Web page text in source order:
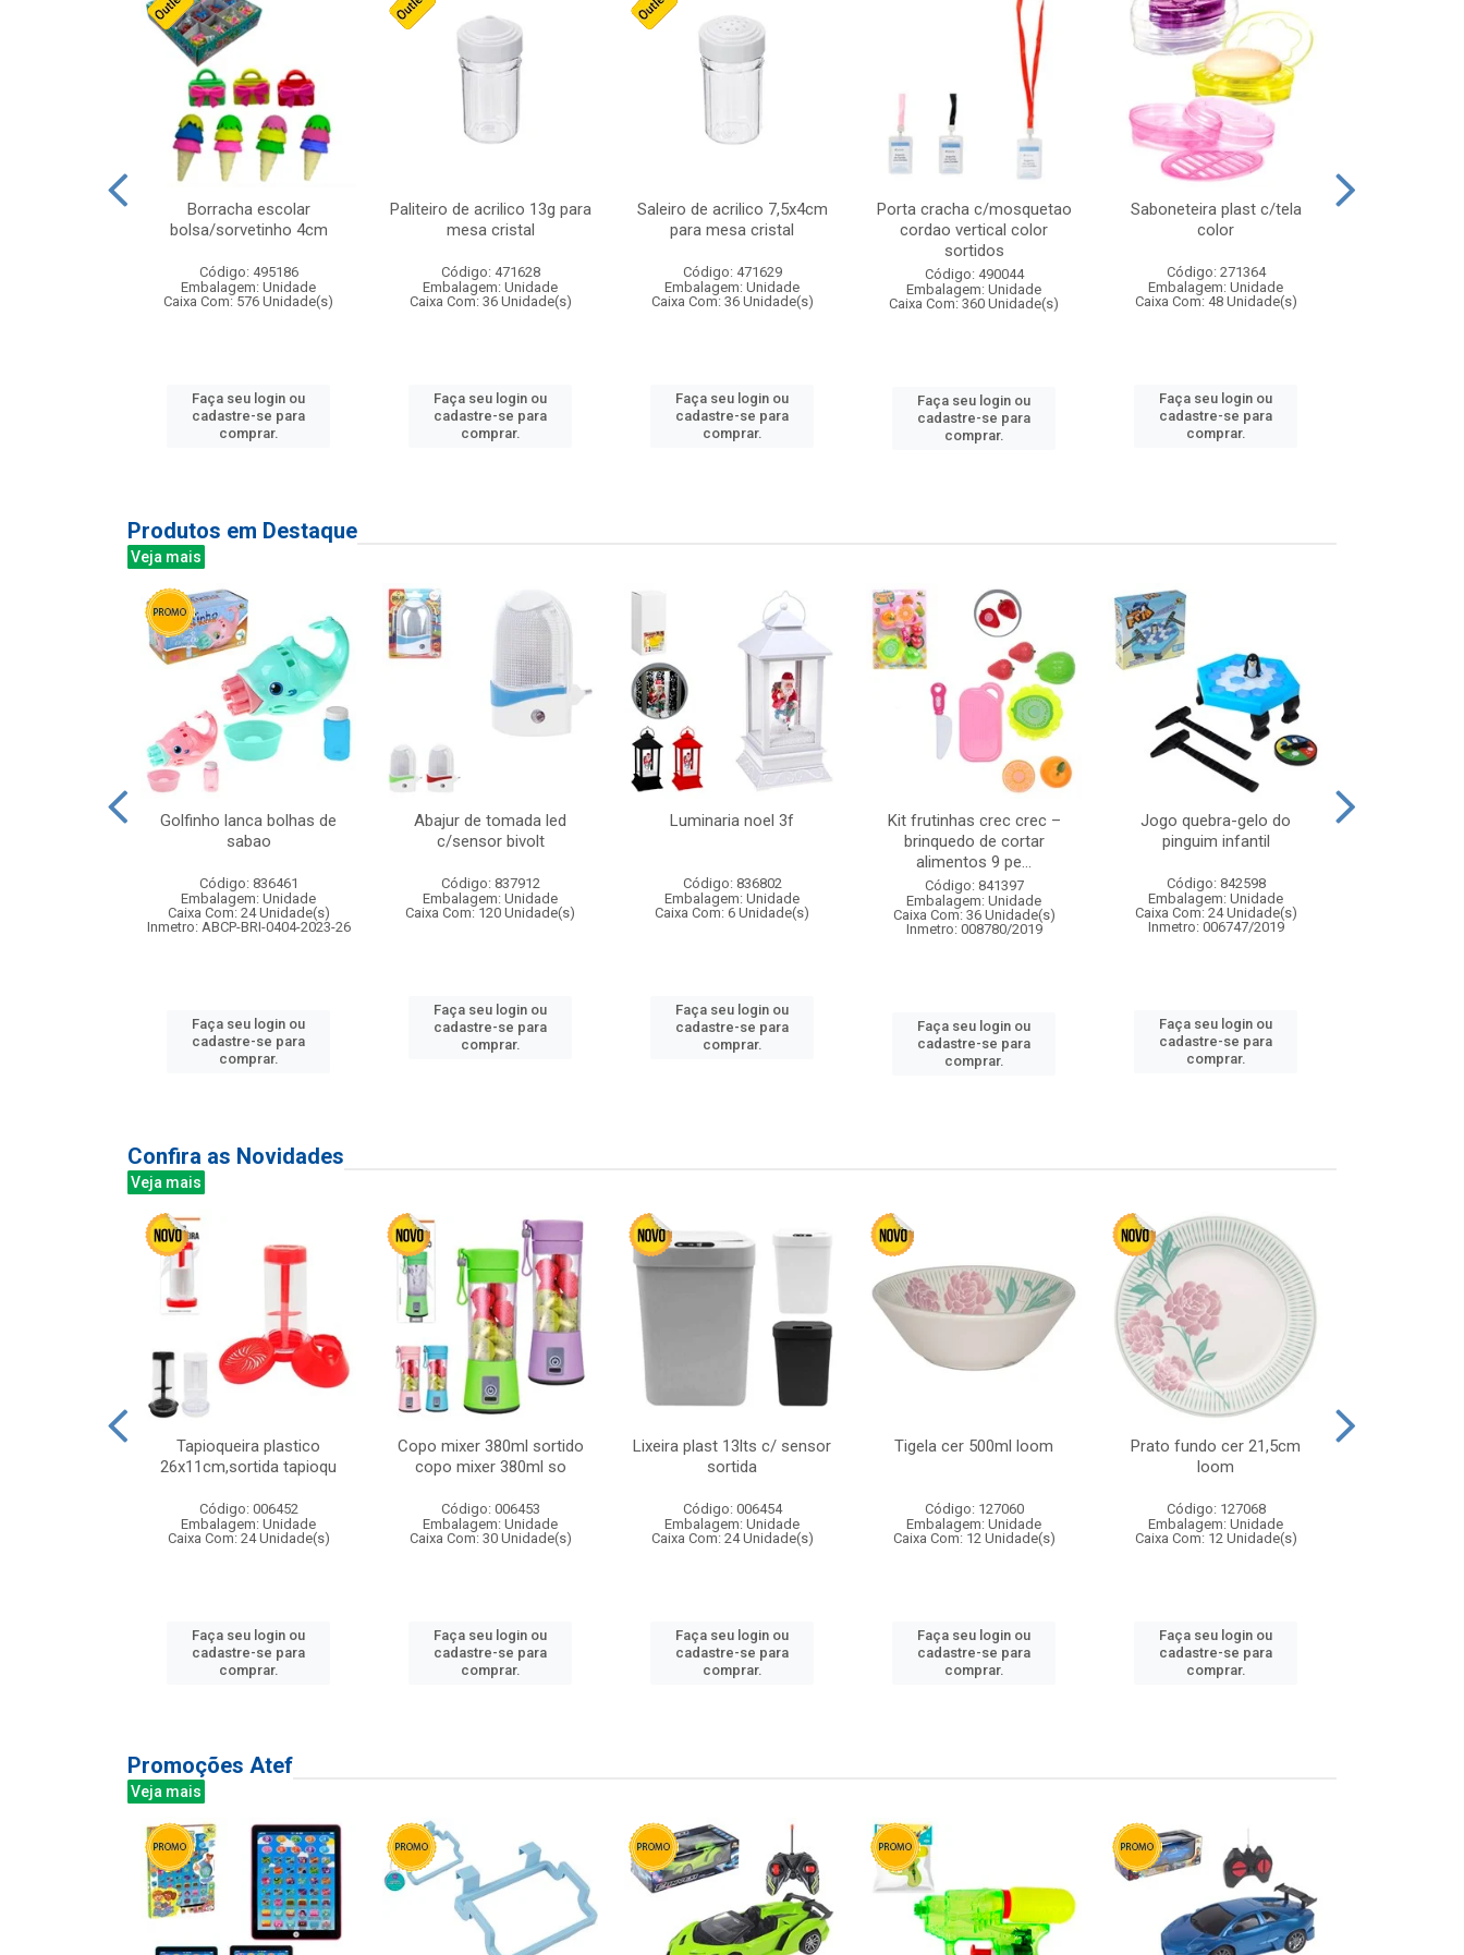
Borracha escolar
bolsa/sorvetinho 4cm
Código: 495186
Embalagem: Unidade
Caixa Com: 576 Unidade(s)
Faça seu login ou
cadastre-se para
comprar.
Paliteiro de acrilico 13g para
mesa cristal
Código: 471628
Embalagem: Unidade
Caixa Com: 36 Unidade(s)
Faça seu login ou
cadastre-se para
comprar.
Saleiro de acrilico 7,5x4cm
para mesa cristal
Código: 471629
Embalagem: Unidade
Caixa Com: 36 Unidade(s)
Faça seu login ou
cadastre-se para
comprar.
Porta cracha c/mosquetao
cordao vertical color
sortidos
Código: 490044
Embalagem: Unidade
Caixa Com: 360 Unidade(s)
Faça seu login ou
cadastre-se para
comprar.
Saboneteira plast c/tela
color
Código: 271364
Embalagem: Unidade
Caixa Com: 48 Unidade(s)
Faça seu login ou
cadastre-se para
comprar.
Produtos em Destaque
Veja mais
Golfinho lanca bolhas de
sabao
Código: 836461
Embalagem: Unidade
Caixa Com: 24 Unidade(s)
Inmetro: ABCP-BRI-0404-2023-26
Faça seu login ou
cadastre-se para
comprar.
Abajur de tomada led
c/sensor bivolt
Código: 837912
Embalagem: Unidade
Caixa Com: 120 Unidade(s)
Faça seu login ou
cadastre-se para
comprar.
Luminaria noel 3f
Código: 836802
Embalagem: Unidade
Caixa Com: 6 Unidade(s)
Faça seu login ou
cadastre-se para
comprar.
Kit frutinhas crec crec –
brinquedo de cortar
alimentos 9 pe...
Código: 841397
Embalagem: Unidade
Caixa Com: 36 Unidade(s)
Inmetro: 008780/2019
Faça seu login ou
cadastre-se para
comprar.
Jogo quebra-gelo do
pinguim infantil
Código: 842598
Embalagem: Unidade
Caixa Com: 24 Unidade(s)
Inmetro: 006747/2019
Faça seu login ou
cadastre-se para
comprar.
Confira as Novidades
Veja mais
Tapioqueira plastico
26x11cm,sortida tapioqu
Código: 006452
Embalagem: Unidade
Caixa Com: 24 Unidade(s)
Faça seu login ou
cadastre-se para
comprar.
Copo mixer 380ml sortido
copo mixer 380ml so
Código: 006453
Embalagem: Unidade
Caixa Com: 30 Unidade(s)
Faça seu login ou
cadastre-se para
comprar.
Lixeira plast 13lts c/ sensor
sortida
Código: 006454
Embalagem: Unidade
Caixa Com: 24 Unidade(s)
Faça seu login ou
cadastre-se para
comprar.
Tigela cer 500ml loom
Código: 127060
Embalagem: Unidade
Caixa Com: 12 Unidade(s)
Faça seu login ou
cadastre-se para
comprar.
Prato fundo cer 21,5cm
loom
Código: 127068
Embalagem: Unidade
Caixa Com: 12 Unidade(s)
Faça seu login ou
cadastre-se para
comprar.
Promoções Atef
Veja mais